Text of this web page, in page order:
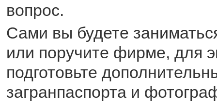
вопрос.
Сами вы будете
или поручите фирме, для
подготовьте
загранпаспорта и